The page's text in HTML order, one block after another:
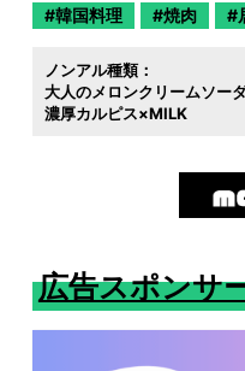
韓国料理 焼肉
ノンアル種類：
大人のメロンクリームソー
濃厚カルピス×MILK
広告スポンサ